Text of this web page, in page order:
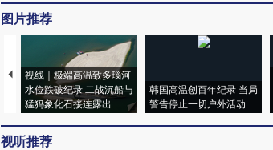
图片推荐
视线｜极端高温致多瑙河
水位跌破纪录 二战沉船与
猛犸象化石接连露出
韩国高温创百年纪录 当局
警告停止一切户外活动
视听推荐